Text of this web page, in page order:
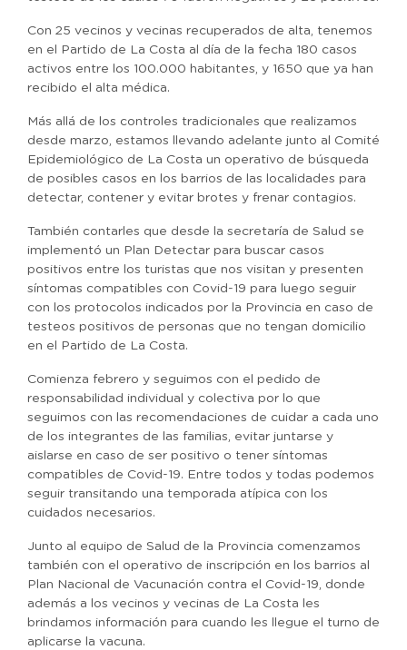
Con 25 vecinos y vecinas recuperados de alta, tenemos
en el Partido de La Costa al día de la fecha 180 casos
activos entre los 100.000 habitantes, y 1650 que ya han
recibido el alta médica.
Más allá de los controles tradicionales que realizamos
desde marzo, estamos llevando adelante junto al Comité
Epidemiológico de La Costa un operativo de búsqueda
de posibles casos en los barrios de las localidades para
detectar, contener y evitar brotes y frenar contagios.
También contarles que desde la secretaría de Salud se
implementó un Plan Detectar para buscar casos
positivos entre los turistas que nos visitan y presenten
síntomas compatibles con Covid-19 para luego seguir
con los protocolos indicados por la Provincia en caso de
testeos positivos de personas que no tengan domicilio
en el Partido de La Costa.
Comienza febrero y seguimos con el pedido de
responsabilidad individual y colectiva por lo que
seguimos con las recomendaciones de cuidar a cada uno
de los integrantes de las familias, evitar juntarse y
aislarse en caso de ser positivo o tener síntomas
compatibles de Covid-19. Entre todos y todas podemos
seguir transitando una temporada atípica con los
cuidados necesarios.
Junto al equipo de Salud de la Provincia comenzamos
también con el operativo de inscripción en los barrios al
Plan Nacional de Vacunación contra el Covid-19, donde
además a los vecinos y vecinas de La Costa les
brindamos información para cuando les llegue el turno de
aplicarse la vacuna.